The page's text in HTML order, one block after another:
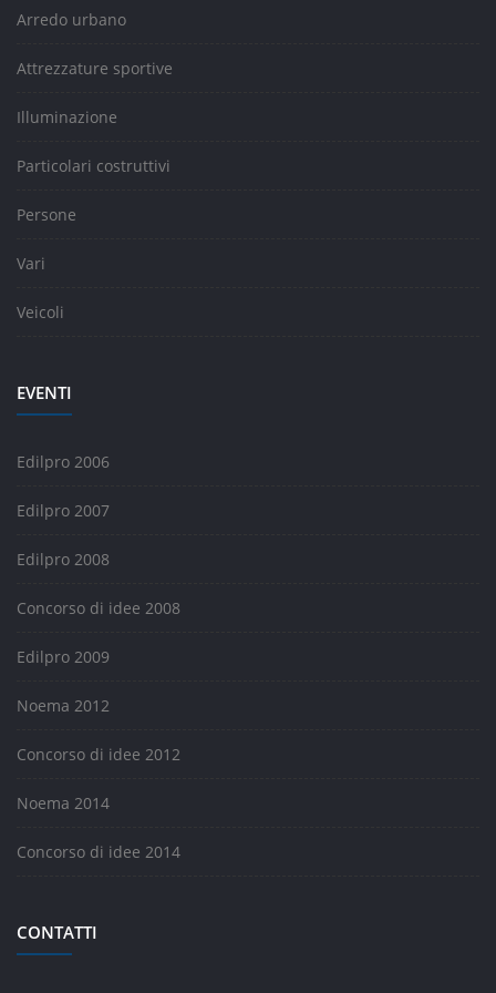
Arredo urbano
Attrezzature sportive
Illuminazione
Particolari costruttivi
Persone
Vari
Veicoli
EVENTI
Edilpro 2006
Edilpro 2007
Edilpro 2008
Concorso di idee 2008
Edilpro 2009
Noema 2012
Concorso di idee 2012
Noema 2014
Concorso di idee 2014
CONTATTI